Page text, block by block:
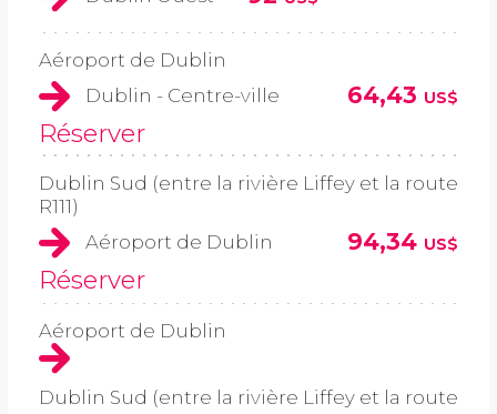
Aéroport de Dublin
Dublin - Centre-ville
64,43 US$
Réserver
Dublin Sud (entre la rivière Liffey et la route
R111)
Aéroport de Dublin
94,34 US$
Réserver
Aéroport de Dublin
Dublin Sud (entre la rivière Liffey et la route